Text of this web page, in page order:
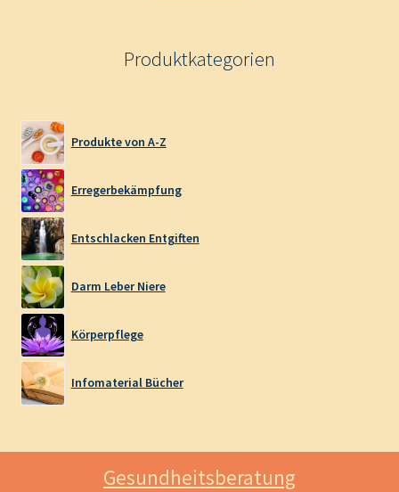
Produktkategorien
Produkte von A-Z
Erregerbekämpfung
Entschlacken Entgiften
Darm Leber Niere
Körperpflege
Infomaterial Bücher
Gesundheitsberatung